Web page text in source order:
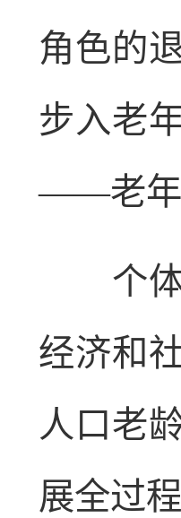
角色的
步入老
——老年
个体
经济和
人口老
展全过